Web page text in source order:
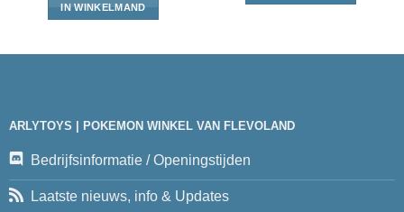
IN WINKELMAND
ARLYTOYS | POKEMON WINKEL VAN FLEVOLAND
Bedrijfsinformatie / Openingstijden
Laatste nieuws, info & Updates